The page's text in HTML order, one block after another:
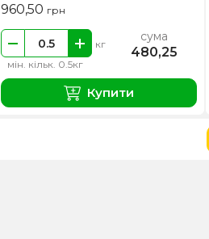
960,50 грн
мін. кільк. 0.5кг
кг сума
480,25
Купити